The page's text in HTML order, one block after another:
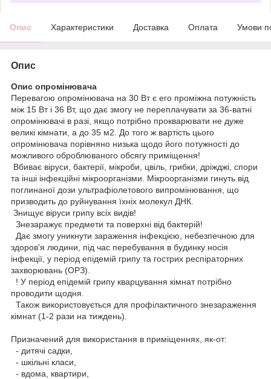
Опис Характеристики Доставка Оплата Умови
Опис
Опис опромінювача
Перевагою опромінювача на 30 Вт є его проміжна потужність
між 15 Вт і 36 Вт, що дає змогу не переплачувати за 36-ватні
опромінювачі в разі, якщо потрібно прокварювати не дуже
великі кімнати, а до 35 м2. До того ж вартість цього
опромінювача порівняно низька щодо його потужності до
можливого оброблюваного обсягу приміщення!
Вбиває віруси, бактерії, мікроби, цвіль, грибки, дріжджі, спори
та інші інфекційні мікроорганізми. Мікроорганізми гинуть від
поглинаної дози ультрафіолетового випромінювання, що
призводить до руйнування їхніх молекул ДНК.
Знищує віруси грипу всіх видів!
Знезаражує предмети та поверхні від бактерій!
Дає змогу уникнути зараження інфекцією, небезпечною для
здоров'я людини, під час перебування в будинку носія
інфекції, у період епідемій грипу та гострих респіраторних
захворювань (ОРЗ).
! У період епідемій грипу кварцування кімнат потрібно
проводити щодня.
Також використовується для профілактичного знезараження
кімнат (1-2 рази на тиждень).
Призначений для використання в приміщеннях, як-от:
- дитячі садки,
- шкільні класи,
- вдома, квартири,